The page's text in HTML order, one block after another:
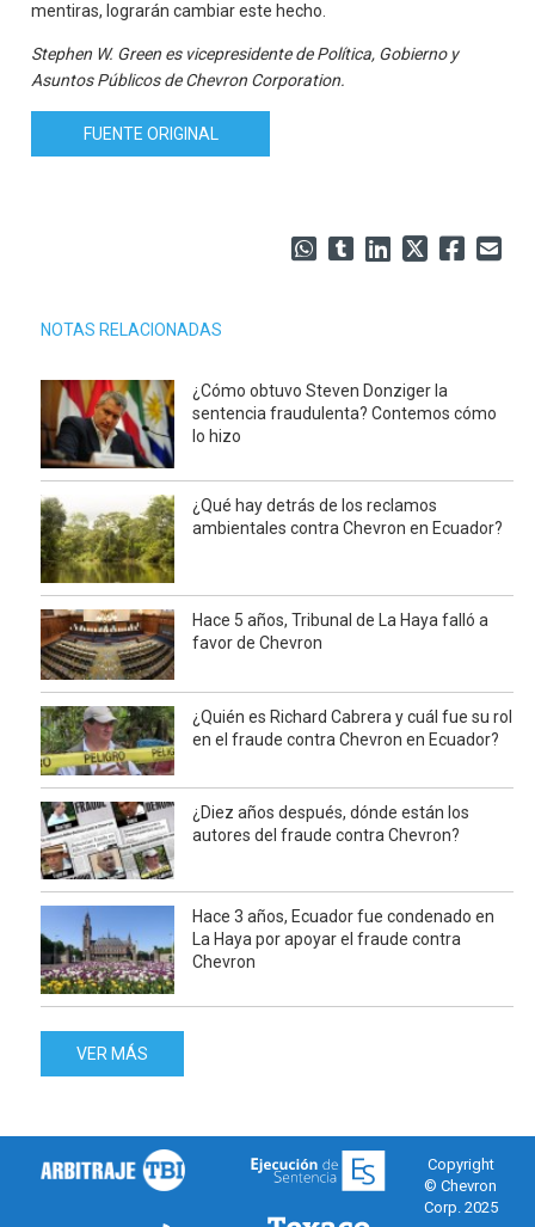
mentiras, lograrán cambiar este hecho.
Stephen W. Green es vicepresidente de Política, Gobierno y
Asuntos Públicos de Chevron Corporation.
FUENTE ORIGINAL
NOTAS RELACIONADAS
¿Cómo obtuvo Steven Donziger la
sentencia fraudulenta? Contemos cómo
lo hizo
¿Qué hay detrás de los reclamos
ambientales contra Chevron en Ecuador?
Hace 5 años, Tribunal de La Haya falló a
favor de Chevron
¿Quién es Richard Cabrera y cuál fue su rol
en el fraude contra Chevron en Ecuador?
¿Diez años después, dónde están los
autores del fraude contra Chevron?
Hace 3 años, Ecuador fue condenado en
La Haya por apoyar el fraude contra
Chevron
VER MÁS
Copyright
© Chevron
Corp. 2025